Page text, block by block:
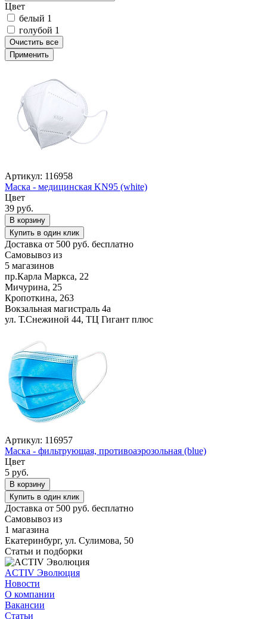
Цвет
белый 1
голубой 1
Очистить все
Применить
Артикул: 116958
Маска - медицинская KN95 (white)
Цвет
39 руб.
В корзину
Купить в один клик
Доставка от 500 руб. бесплатно
Самовывоз из
5 магазинов
пр.Карла Маркса, 22
Мичурина, 25
Кропоткина, 263
Вокзальная магистраль 4а
ул. Т.Снежиной 44, ТЦ Гигант плюс
Артикул: 116957
Маска - фильтрующая, противоаэрозольная (blue)
Цвет
5 руб.
В корзину
Купить в один клик
Доставка от 500 руб. бесплатно
Самовывоз из
1 магазина
Екатеринбург, ул. Сулимова, 50
Статьи и подборки
ACTIV Эволюция
Новости
О компании
Вакансии
Статьи